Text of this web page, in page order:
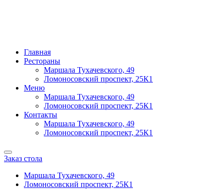
Главная
Рестораны
Маршала Тухачевского, 49
Ломоносовский проспект, 25К1
Меню
Маршала Тухачевского, 49
Ломоносовский проспект, 25К1
Контакты
Маршала Тухачевского, 49
Ломоносовский проспект, 25К1
Заказ стола
Маршала Тухачевского, 49
Ломоносовский проспект, 25К1